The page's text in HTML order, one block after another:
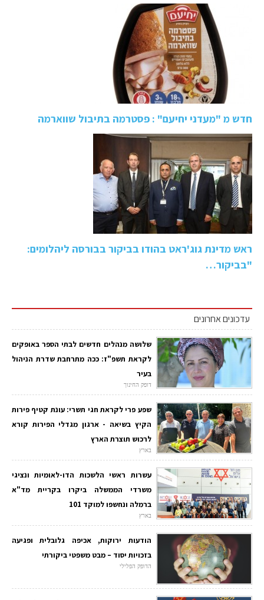
חדש מ "מעדני יחיעם" : פסטרמה בתיבול שווארמה
ראש מדינת גוג'ראט בהודו בביקור בבורסה ליהלומים:
"בביקור…
עדכונים אחרונים
שלושה מנהלים חדשים לבתי הספר באופקים
לקראת תשפ"ז: ככה מתרחבת שדרת הניהול
בעיר
דופק החינוך
שפע פרי לקראת חגי תשרי: עונת קטיף פירות
הקיץ בשיאה - ארגון מגדלי הפירות קורא
לרכוש תוצרת הארץ
בארץ
עשרות ראשי הלשכות הדו-לאומיות ונציגי
משרדי הממשלה ביקרו בקריית מד"א
ברמלה ונחשפו למוקד 101
בארץ
הודעות ירוקות, אכיפה גלובלית ופגיעה
בזכויות יסוד – מבט משפטי ביקורתי
הדופק הפלילי